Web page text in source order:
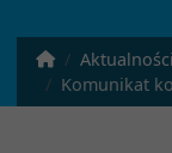
Aktualności
Komunikat końcowy XXV